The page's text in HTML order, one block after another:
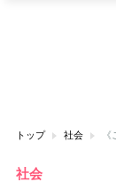
トップ 社会
社会